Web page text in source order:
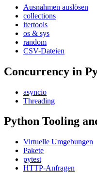
Ausnahmen auslösen
collections
itertools
os & sys
random
CSV-Dateien
Concurrency in
asyncio
Threading
Python Tooling
Virtuelle Umgebungen
Pakete
pytest
HTTP-Anfragen